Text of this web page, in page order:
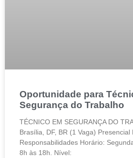
Oportunidade para
Segurança do Trabalho
TÉCNICO EM SEGURANÇA DO
Brasília, DF, BR (1 Vaga) Presencial
Responsabilidades Horário:
8h às 18h. Nível: